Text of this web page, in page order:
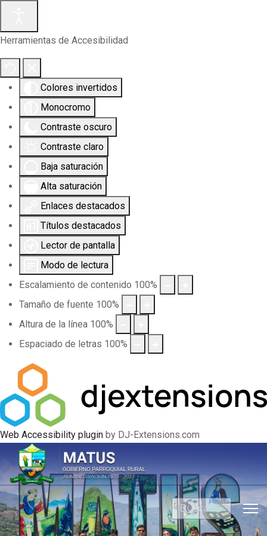
Herramientas de Accesibilidad
Colores invertidos
Monocromo
Contraste oscuro
Contraste claro
Baja saturación
Alta saturación
Enlaces destacados
Títulos destacados
Lector de pantalla
Modo de lectura
Escalamiento de contenido 100%
Tamaño de fuente 100%
Altura de la línea 100%
Espaciado de letras 100%
Web Accessibility plugin by DJ-Extensions.com
Buscar